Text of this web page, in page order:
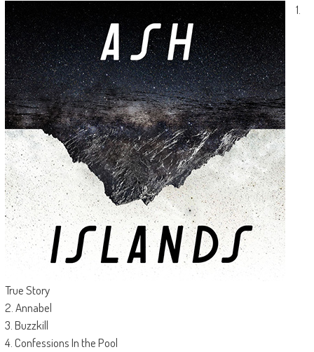
1.
True Story
2. Annabel
3. Buzzkill
4. Confessions In the Pool